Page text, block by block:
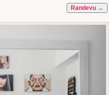
Randevu →